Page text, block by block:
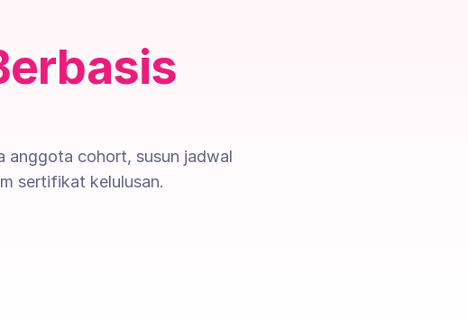
anggota cohort, susun jadwal
sertifikat kelulusan.